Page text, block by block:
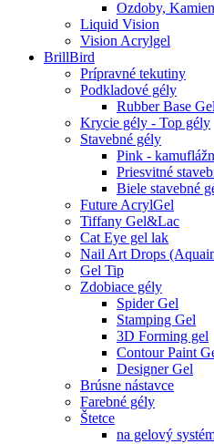
Ozdoby,
Liquid Vision
Vision Acrylgel
BrillBird
Prípravné tekutiny
Podkladové gély
Rubber Base
Krycie gély - Top gély
Stavebné gély
Pink -
Priesvitné
Biele stavebné
Future AcrylGel
Tiffany Gel&Lac
Cat Eye gel lak
Nail Art Drops
Gel Tip
Zdobiace gély
Spider Gel
Stamping Gel
3D Forming gel
Contour Paint
Designer Gel
Brúsne nástavce
Farebné gély
Štetce
na gelový